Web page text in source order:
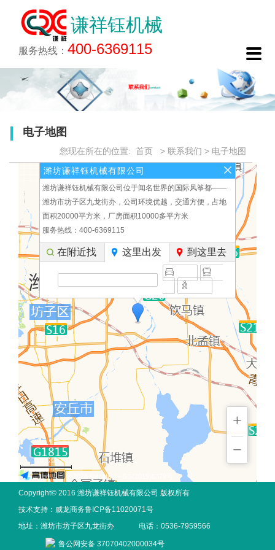
谦祥钰机械
服务热线： 400-6369115
关于谦祥钰
公司简介
企业文化
荣誉资质
新闻中心
企业动态
行业资讯
生产工艺
生产工艺
生产工艺简介
产品中心
产品展示
产品特点
工程案例
诚聘英才
在线报名
联系我们
联系方式
电子地图

电子地图
您现在所在的位置: 首页 > 联系我们 > 电子地图
潍坊谦祥钰机械有限公司
潍坊谦祥钰机械有限公司位于闻名世界的国际风筝都——
潍坊市坊子区九龙街办，公司环境优越，交通方便，占地
面积20000平方米，厂房面积10000多平方米
服务热线：400-6369115
在附近找 这里出发
到这里去
+
−
10 公里
© 2026 AutoNavi
Copyright© 2016 潍坊谦祥钰机械有限公司 版权所有
技术支持： 威龙商务鲁ICP备11020071号
地址：潍坊市坊子区九龙街办
电话：0536-7959566
鲁公网安备 37070402000034号